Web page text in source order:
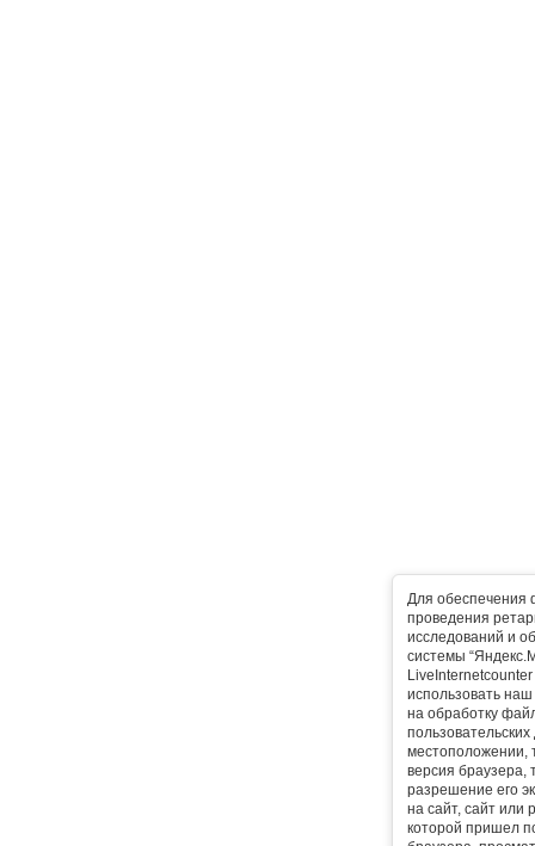
Для обеспечения
проведения
исследований и
системы
использовать
на обработку
местоположении,
версия браузера,
разрешение его
на сайт, сайт или
которой пришел